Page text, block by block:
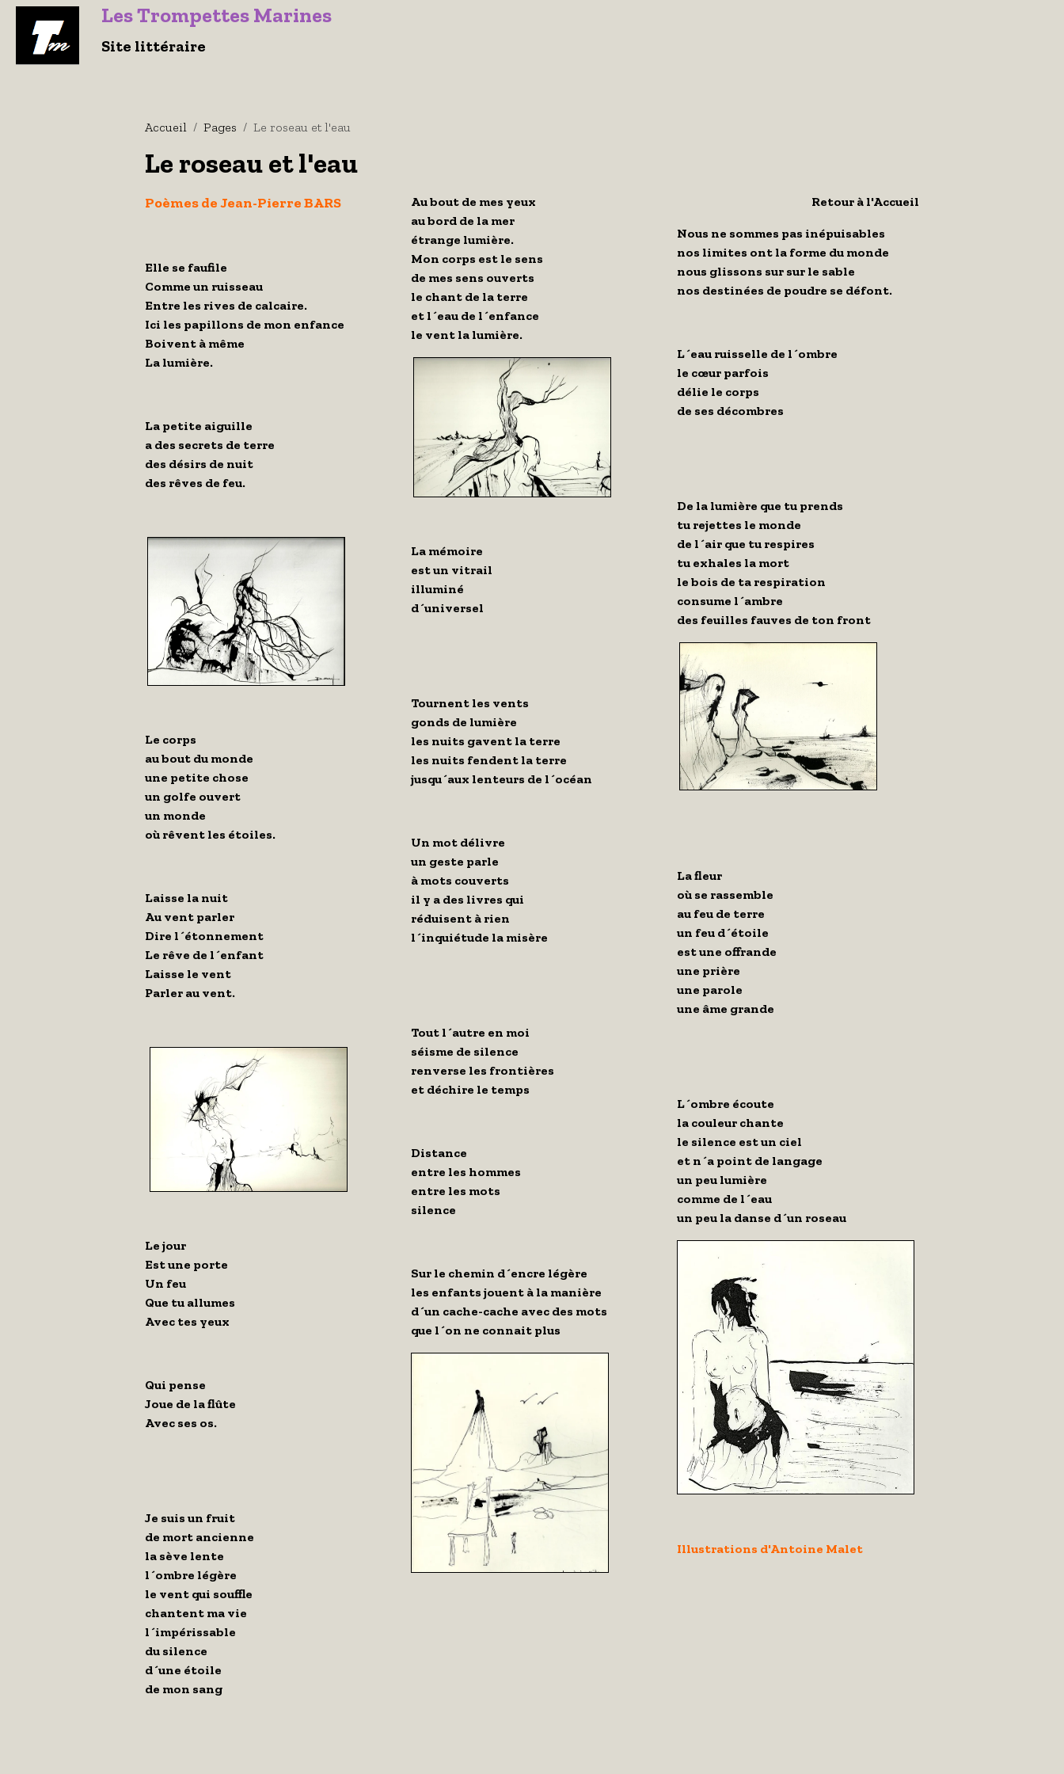
Les Trompettes Marines
Site littéraire
Accueil Pages Le roseau et l'eau
Le roseau et l'eau
Poèmes de Jean-Pierre BARS
Elle se faufile
Comme un ruisseau
Entre les rives de calcaire.
Ici les papillons de mon enfance
Boivent à même
La lumière.
La petite aiguille
a des secrets de terre
des désirs de nuit
des rêves de feu.
Le corps
au bout du monde
une petite chose
un golfe ouvert
un monde
où rêvent les étoiles.
Laisse la nuit
Au vent parler
Dire l´étonnement
Le rêve de l´enfant
Laisse le vent
Parler au vent.
Le jour
Est une porte
Un feu
Que tu allumes
Avec tes yeux
Qui pense
Joue de la flûte
Avec ses os.
Je suis un fruit
de mort ancienne
la sève lente
l´ombre légère
le vent qui souffle
chantent ma vie
l´impérissable
du silence
d´une étoile
de mon sang
Au bout de mes yeux
au bord de la mer
étrange lumière.
Mon corps est le sens
de mes sens ouverts
le chant de la terre
et l´eau de l´enfance
le vent la lumière.
La mémoire
est un vitrail
illuminé
d´universel
Tournent les vents
gonds de lumière
les nuits gavent la terre
les nuits fendent la terre
jusqu´aux lenteurs de l´océan
Un mot délivre
un geste parle
à mots couverts
il y a des livres qui
réduisent à rien
l´inquiétude la misère
Tout l´autre en moi
séisme de silence
renverse les frontières
et déchire le temps
Distance
entre les hommes
entre les mots
silence
Sur le chemin d´encre légère
les enfants jouent à la manière
d´un cache-cache avec des mots
que l´on ne connait plus
Retour à l'Accueil
Nous ne sommes pas inépuisables
nos limites ont la forme du monde
nous glissons sur sur le sable
nos destinées de poudre se défont.
L´eau ruisselle de l´ombre
le cœur parfois
délie le corps
de ses décombres
De la lumière que tu prends
tu rejettes le monde
de l´air que tu respires
tu exhales la mort
le bois de ta respiration
consume l´ambre
des feuilles fauves de ton front
La fleur
où se rassemble
au feu de terre
un feu d´étoile
est une offrande
une prière
une parole
une âme grande
L´ombre écoute
la couleur chante
le silence est un ciel
et n´a point de langage
un peu lumière
comme de l´eau
un peu la danse d´un roseau
Illustrations d'Antoine Malet